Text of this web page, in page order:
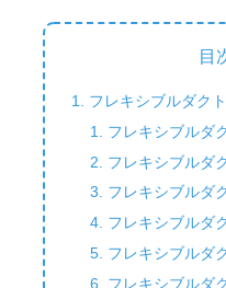
目
フレキシブルダク
フレキシブルダ
フレキシブルダ
フレキシブルダ
フレキシブルダ
フレキシブルダ
フレキシブルダ